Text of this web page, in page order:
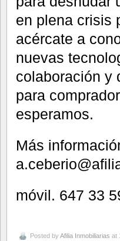
en plena crisis
acércate a
nuevas
colaboración y
para
esperamos.
Más
móvil. 647 33
Posted byAfilia Inmobiliarias at